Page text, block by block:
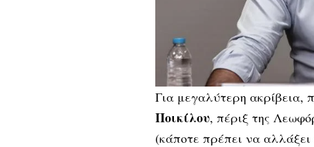
Για μεγαλύτερη ακρίβεια,
Ποικίλου, πέριξ της
(κάποτε πρέπει να